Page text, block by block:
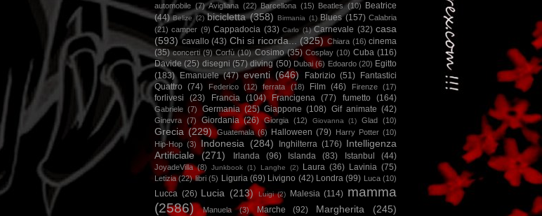
automobile (7) Avigliana (22) Barcellona (15) Beatles (10)
Beatrice
(44) Belize (2) bicicletta (358) Birmania (1) Blues (157) Calabria
(21) camper (9) Cappadocia (33) Carlo (1) Carnevale (32) casa
(593) cavallo (43) Chi si ricorda... (325) Chiara (16) cinema
(35) concerti (9) Corfù (10) Cosimo (35) Cosplay (10) Cuba (116)
Davide (25) disegni (57) diving (50) Dubai (6) Edoardo (20) Egitto
(183)
Emanuele (47) eventi (646) Fabrizio (51)
Fantastici
Quattro (74) Federico (12) ferrata (18) Film (46) Firenze (17)
forlivesi (23) Francia (104) Francigena (77) fumetto (164)
Gabriele (7) Germania (25) Giappone (108) Gif animate (42)
Ginevra (7) Giordania (26) Giorgia (12) Giovanna (1) Glad (10)
Grecia (229) Guatemala (6) Halloween (79) Harry Potter (10)
Hip-Hop (3) Indonesia (284) Inghilterra (176) Intelligenza
Artificiale
(271) Irlanda (96) Islanda (83) Istanbul (44)
JoyadeVilla (8) Junkbook (1) Langhe (2) Laura (36) Lavinia (75)
Letizia (22) libri (5) Liguria (69) Livigno (42) Londra (99) Luca (10)
Lucca (26) Lucia (213) Luigi (2) Malesia (114) mamma
(2586)
Manuela (3) Marche (92) Margherita (245)